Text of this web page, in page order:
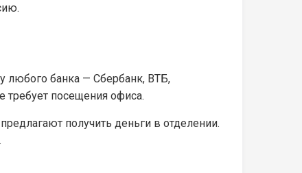
любого банка — Сбербанк, ВТБ,
посещения офиса.
получить деньги в отделении.